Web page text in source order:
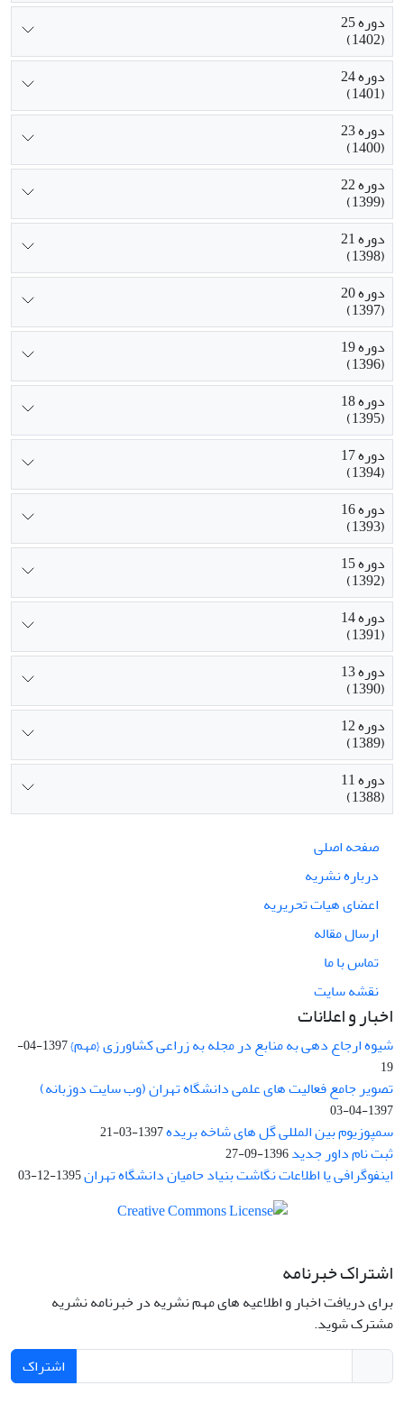
دوره 25
(1402)
دوره 24
(1401)
دوره 23
(1400)
دوره 22
(1399)
دوره 21
(1398)
دوره 20
(1397)
دوره 19
(1396)
دوره 18
(1395)
دوره 17
(1394)
دوره 16
(1393)
دوره 15
(1392)
دوره 14
(1391)
دوره 13
(1390)
دوره 12
(1389)
دوره 11
(1388)
صفحه اصلی
درباره نشریه
اعضای هیات تحریریه
ارسال مقاله
تماس با ما
نقشه سایت
اخبار و اعلانات
شیوه ارجاع دهی به منابع در مجله به زراعی کشاورزی {مهم}
1397-04-
19
تصویر جامع فعالیت های علمی دانشگاه تهران (وب سایت دوزبانه)
1397-04-03
سمپوزیوم بین المللی گل های شاخه بریده1397-03-21
ثبت نام داور جدید1396-09-27
اینفوگرافی یا اطلاعات نگاشت بنیاد حامیان دانشگاه تهران1395-12-03
اشتراک خبرنامه
برای دریافت اخبار و اطلاعیه های مهم نشریه در خبرنامه نشریه
مشترک شوید.
اشتراک